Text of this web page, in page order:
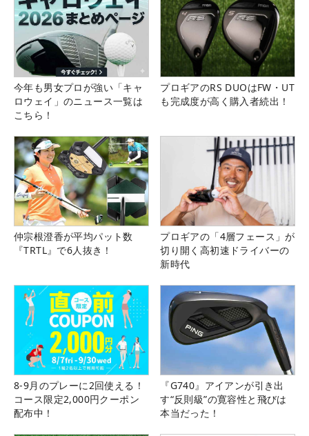
今年も男女プロが強い「キャ
ロウェイ」のニュース一覧は
こちら！
プロギアのRS DUOはFW・UT
も完成度が高く購入者続出！
仲宗根澄香が平均パット数
『TRTL』で6人抜き！
プロギアの「4層フェース」が
切り開く高初速ドライバーの
新時代
8-9月のプレーに2回使える！
コース限定2,000円クーポン
配布中！
『G740』アイアンが引き出
す“反則級”の寛容性と飛びは
本当だった！